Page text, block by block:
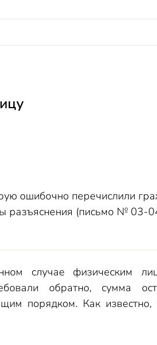
ошибочно перечислили
разъяснения (письмо № 03-
случае физическим
обратно, сумма
порядком. Как